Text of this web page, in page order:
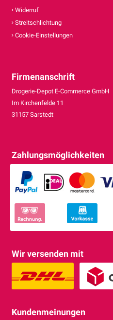
Widerruf
Streitschlichtung
Cookie-Einstellungen
Firmenanschrift
Drogerie-Depot E-Commerce GmbH
Im Kirchenfelde 11
31157 Sarstedt
Zahlungsmöglichkeiten
Wir versenden mit
Kundenmeinungen